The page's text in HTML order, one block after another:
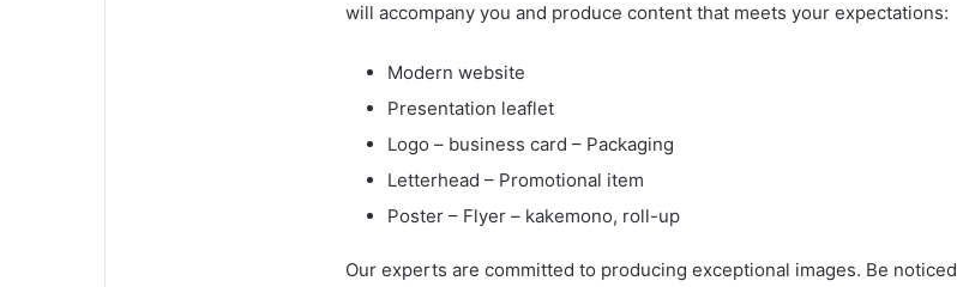
will accompany you and produce content that meets your expectations:
Modern website
Presentation leaflet
Logo – business card – Packaging
Letterhead – Promotional item
Poster – Flyer – kakemono, roll-up
Our experts are committed to producing exceptional images. Be noticed